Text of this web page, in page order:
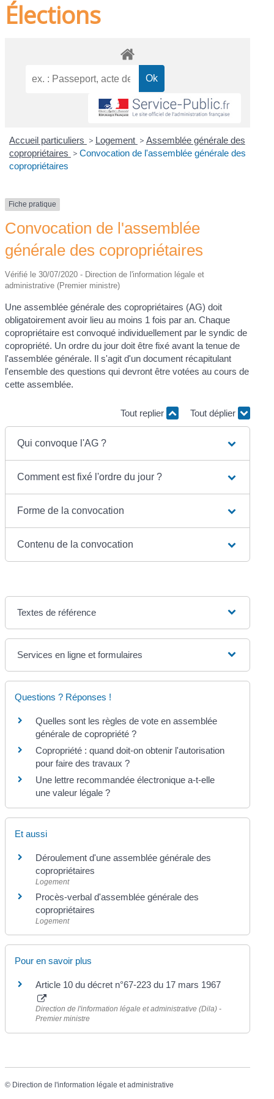
Élections
Accueil particuliers > Logement > Assemblée générale des
copropriétaires > Convocation de l'assemblée générale des
copropriétaires
Fiche pratique
Convocation de l'assemblée
générale des copropriétaires
Vérifié le 30/07/2020 - Direction de l'information légale et
administrative (Premier ministre)
Une assemblée générale des copropriétaires (AG) doit
obligatoirement avoir lieu au moins 1 fois par an. Chaque
copropriétaire est convoqué individuellement par le syndic de
copropriété. Un ordre du jour doit être fixé avant la tenue de
l'assemblée générale. Il s'agit d'un document récapitulant
l'ensemble des questions qui devront être votées au cours de
cette assemblée.
Tout replier Tout déplier
Qui convoque l'AG ?
Comment est fixé l'ordre du jour ?
Forme de la convocation
Contenu de la convocation
Textes de référence
Services en ligne et formulaires
Questions ? Réponses !
Quelles sont les règles de vote en assemblée
générale de copropriété ?
Copropriété : quand doit-on obtenir l'autorisation
pour faire des travaux ?
Une lettre recommandée électronique a-t-elle
une valeur légale ?
Et aussi
Déroulement d'une assemblée générale des
copropriétaires
Logement
Procès-verbal d'assemblée générale des
copropriétaires
Logement
Pour en savoir plus
Article 10 du décret n°67-223 du 17 mars 1967
Direction de l'information légale et administrative (Dila) -
Premier ministre
© Direction de l'information légale et administrative